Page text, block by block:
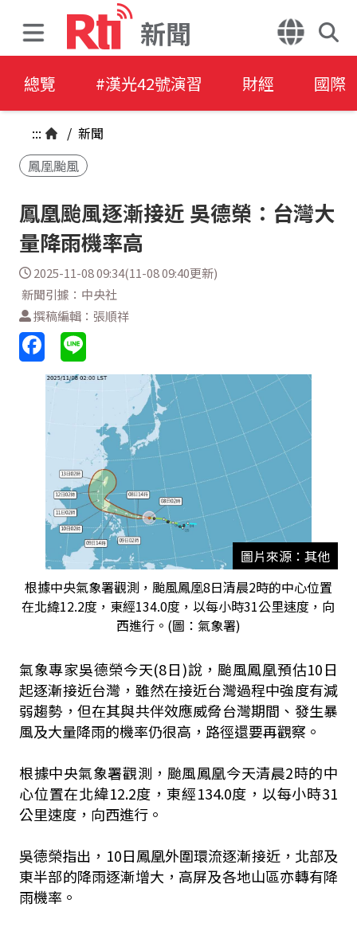
新聞
總覽 #漢光42號演習 財經 國際
::: / 新聞
鳳凰颱風
鳳凰颱風逐漸接近 吳德榮：台灣大
量降雨機率高
2025-11-08 09:34(11-08 09:40更新)
新聞引據：中央社
撰稿編輯：張順祥
圖片來源：其他
根據中央氣象署觀測，颱風鳳凰8日清晨2時的中心位置
在北緯12.2度，東經134.0度，以每小時31公里速度，向
西進行。(圖：氣象署)
氣象專家吳德榮今天(8日)說，颱風鳳凰預估10日
起逐漸接近台灣，雖然在接近台灣過程中強度有減
弱趨勢，但在其與共伴效應威脅台灣期間、發生暴
風及大量降雨的機率仍很高，路徑還要再觀察。
根據中央氣象署觀測，颱風鳳凰今天清晨2時的中
心位置在北緯12.2度，東經134.0度，以每小時31
公里速度，向西進行。
吳德榮指出，10日鳳凰外圍環流逐漸接近，北部及
東半部的降雨逐漸增大，高屏及各地山區亦轉有降
雨機率。